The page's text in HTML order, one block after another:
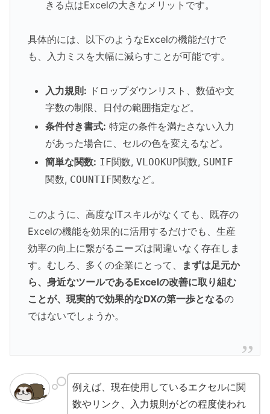
きる点はExcelの大きなメリットです。
具体的には、以下のようなExcelの機能だけで
も、入力ミスを大幅に減らすことが可能です。
入力規則: ドロップダウンリスト、数値や文
字数の制限、日付の範囲指定など。
条件付き書式: 特定の条件を満たさない入力
があった場合に、セルの色を変えるなど。
簡単な関数: IF関数, VLOOKUP関数, SUMIF
関数, COUNTIF関数など。
このように、高度なITスキルがなくても、既存の
Excelの機能を効果的に活用するだけでも、生産
効率の向上に繋がるニーズは間違いなく存在しま
す。むしろ、多くの企業にとって、
まずは足元か
ら、身近なツールであるExcelの改善に取り組む
ことが、現実的で効果的なDXの第一歩となるの
ではないでしょうか。
例えば、現在使用しているエクセルに関
数やリンク、入力規則がどの程度使われ